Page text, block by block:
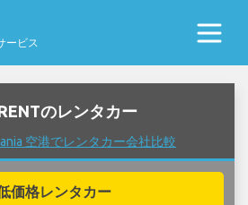
ービス
のレンタカー
空港でレンタカー会社比較
価格レンタカー